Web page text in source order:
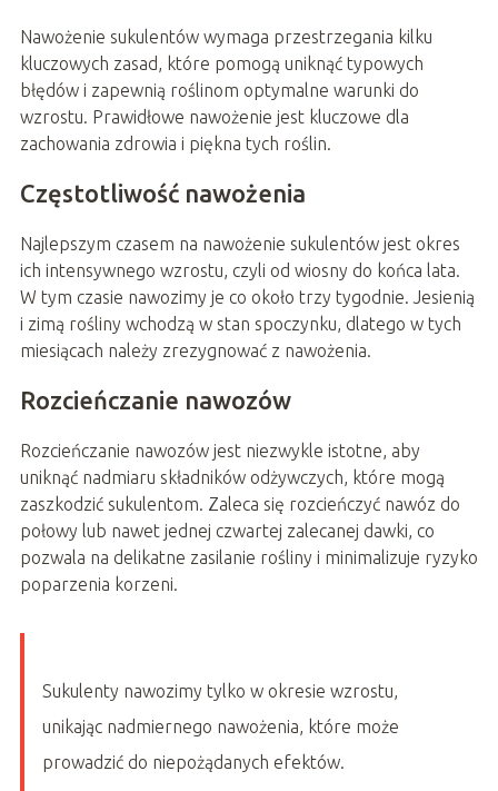
Nawożenie sukulentów wymaga przestrzegania kilku
kluczowych zasad, które pomogą uniknąć typowych
błędów i zapewnią roślinom optymalne warunki do
wzrostu. Prawidłowe nawożenie jest kluczowe dla
zachowania zdrowia i piękna tych roślin.
Częstotliwość nawożenia
Najlepszym czasem na nawożenie sukulentów jest okres
ich intensywnego wzrostu, czyli od wiosny do końca lata.
W tym czasie nawozimy je co około trzy tygodnie. Jesienią
i zimą rośliny wchodzą w stan spoczynku, dlatego w tych
miesiącach należy zrezygnować z nawożenia.
Rozcieńczanie nawozów
Rozcieńczanie nawozów jest niezwykle istotne, aby
uniknąć nadmiaru składników odżywczych, które mogą
zaszkodzić sukulentom. Zaleca się rozcieńczyć nawóz do
połowy lub nawet jednej czwartej zalecanej dawki, co
pozwala na delikatne zasilanie rośliny i minimalizuje ryzyko
poparzenia korzeni.
Sukulenty nawozimy tylko w okresie wzrostu,
unikając nadmiernego nawożenia, które może
prowadzić do niepożądanych efektów.